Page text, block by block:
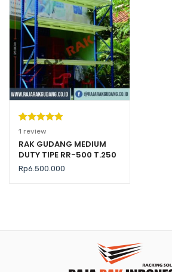
Peringkat
5.00dari 5
berdasarka
n
1
penilaian
1 review
RAK GUDANG MEDIUM
DUTY TIPE RR-500 T.250
(Kekuatan 500 Kg per
Level)
Rp6.500.000